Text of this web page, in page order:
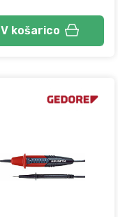
V košarico